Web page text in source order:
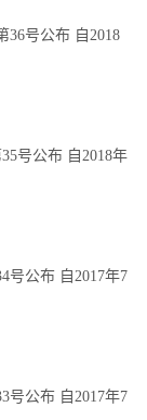
36号公布 自2018
号公布 自2018年
号公布 自2017年7
号公布 自2017年7